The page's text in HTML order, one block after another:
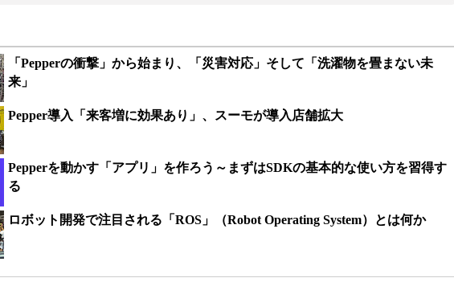
「Pepperの衝撃」から始まり、「災害対応」そして「洗濯物を畳まない未
来」
Pepper導入「来客増に効果あり」、スーモが導入店舗拡大
Pepperを動かす「アプリ」を作ろう～まずはSDKの基本的な使い方を習得す
る
ロボット開発で注目される「ROS」（Robot Operating System）とは何か